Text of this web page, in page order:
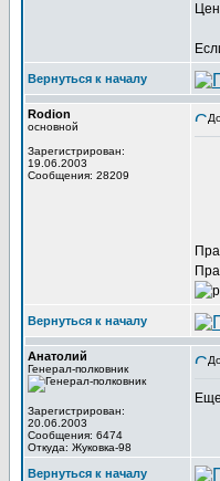
Вернуться к началу
Rodion
основной
Зарегистрирован:
19.06.2003
Сообщения: 28209
Вернуться к началу
Анатолий
Генерал-полковник
Зарегистрирован:
20.06.2003
Сообщения: 6474
Откуда: Жуковка-98
Вернуться к началу